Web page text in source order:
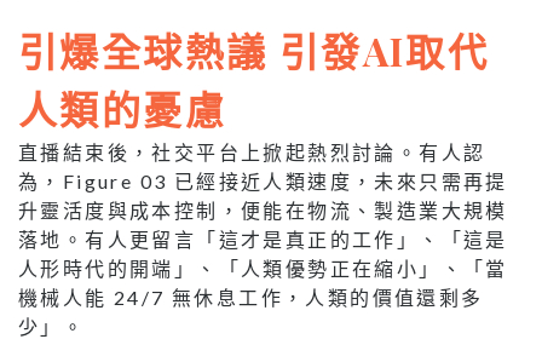
引爆全球熱議 引發AI取代
人類的憂慮
直播結束後，社交平台上掀起熱烈討論。有人認
為，Figure 03 已經接近人類速度，未來只需再提
升靈活度與成本控制，便能在物流、製造業大規模
落地。有人更留言「這才是真正的工作」、「這是
人形時代的開端」、「人類優勢正在縮小」、「當
機械人能 24/7 無休息工作，人類的價值還剩多
少」。